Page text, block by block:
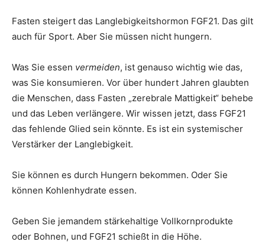
Fasten steigert das Langlebigkeitshormon FGF21. Das gilt
auch für Sport. Aber Sie müssen nicht hungern.
Was Sie essen vermeiden, ist genauso wichtig wie das,
was Sie konsumieren. Vor über hundert Jahren glaubten
die Menschen, dass Fasten „zerebrale Mattigkeit“ behebe
und das Leben verlängere. Wir wissen jetzt, dass FGF21
das fehlende Glied sein könnte. Es ist ein systemischer
Verstärker der Langlebigkeit.
Sie können es durch Hungern bekommen. Oder Sie
können Kohlenhydrate essen.
Geben Sie jemandem stärkehaltige Vollkornprodukte
oder Bohnen, und FGF21 schießt in die Höhe.